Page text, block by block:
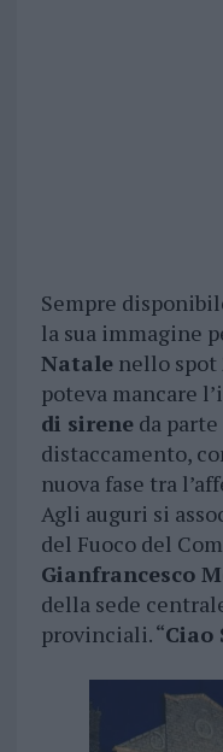
Sempre
la sua immagine
Natalenello spot
poteva mancare
di sireneda
distaccamento,
nuova fase tra
Agli auguri si
del Fuoco del
Gianfrancesco
della sede
provinciali. “Ciao